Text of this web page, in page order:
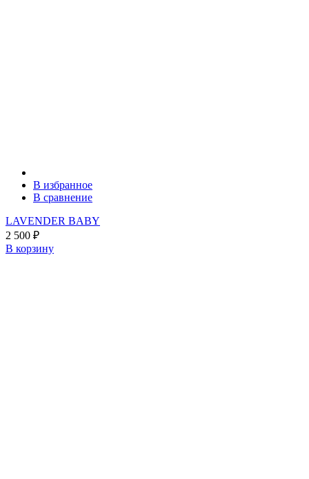
В избранное
В сравнение
LAVENDER BABY
2 500 ₽
В корзину